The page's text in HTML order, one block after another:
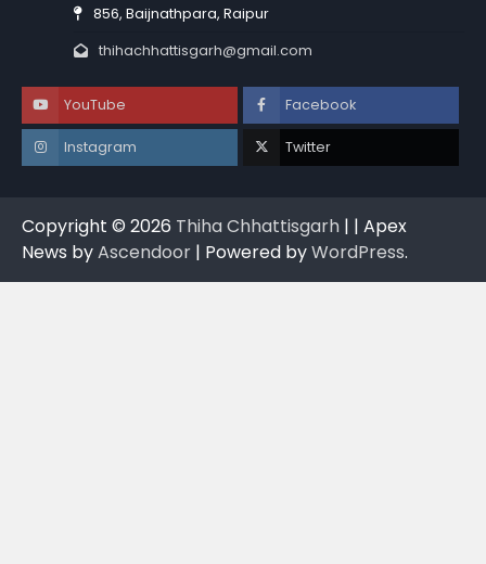
856, Baijnathpara, Raipur
thihachhattisgarh@gmail.com
YouTube Facebook
Instagram Twitter
Copyright © 2026 Thiha Chhattisgarh | | Apex
News byAscendoor | Powered byWordPress.